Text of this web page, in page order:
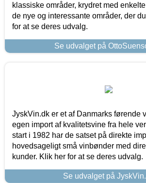
klassiske områder, krydret med
de nye og interessante områder, der
for at se deres udvalg.
Se udvalget på
JyskVin.dk er et af Danmarks førende
egen import af kvalitetsvine fra hele
start i 1982 har de satset på direkte
hovedsageligt små vinbønder med
kunder. Klik her for at se deres udvalg.
Se udvalget på